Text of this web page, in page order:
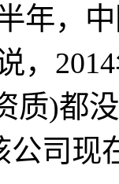
，中
，
质)都
公司